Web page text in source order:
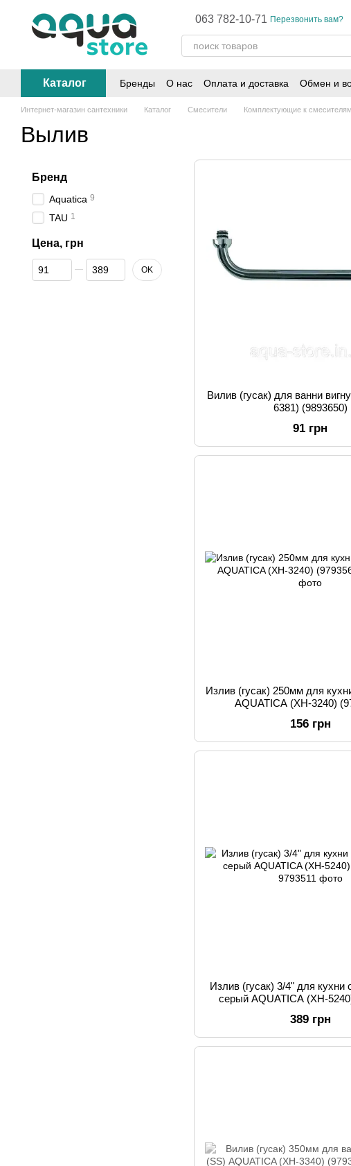
063 782-10-71 Перезвонить вам?
Каталог Бренды О нас Оплата и доставка Обмен и
Интернет-магазин сантехники Каталог Смесители Комплектующие к смесителям
Вылив
Вилив (гусак) для ванни
6381) (9893650)
91 грн
Излив (гусак) 250мм для
AQUATICA (XH-3240)
156 грн
Излив (гусак) 3/4" для кухни
серый AQUATICA (XH-
389 грн
Бренд
Aquatica 9
TAU 1
Цена, грн
От Цена, грн
До Цена, грн OK